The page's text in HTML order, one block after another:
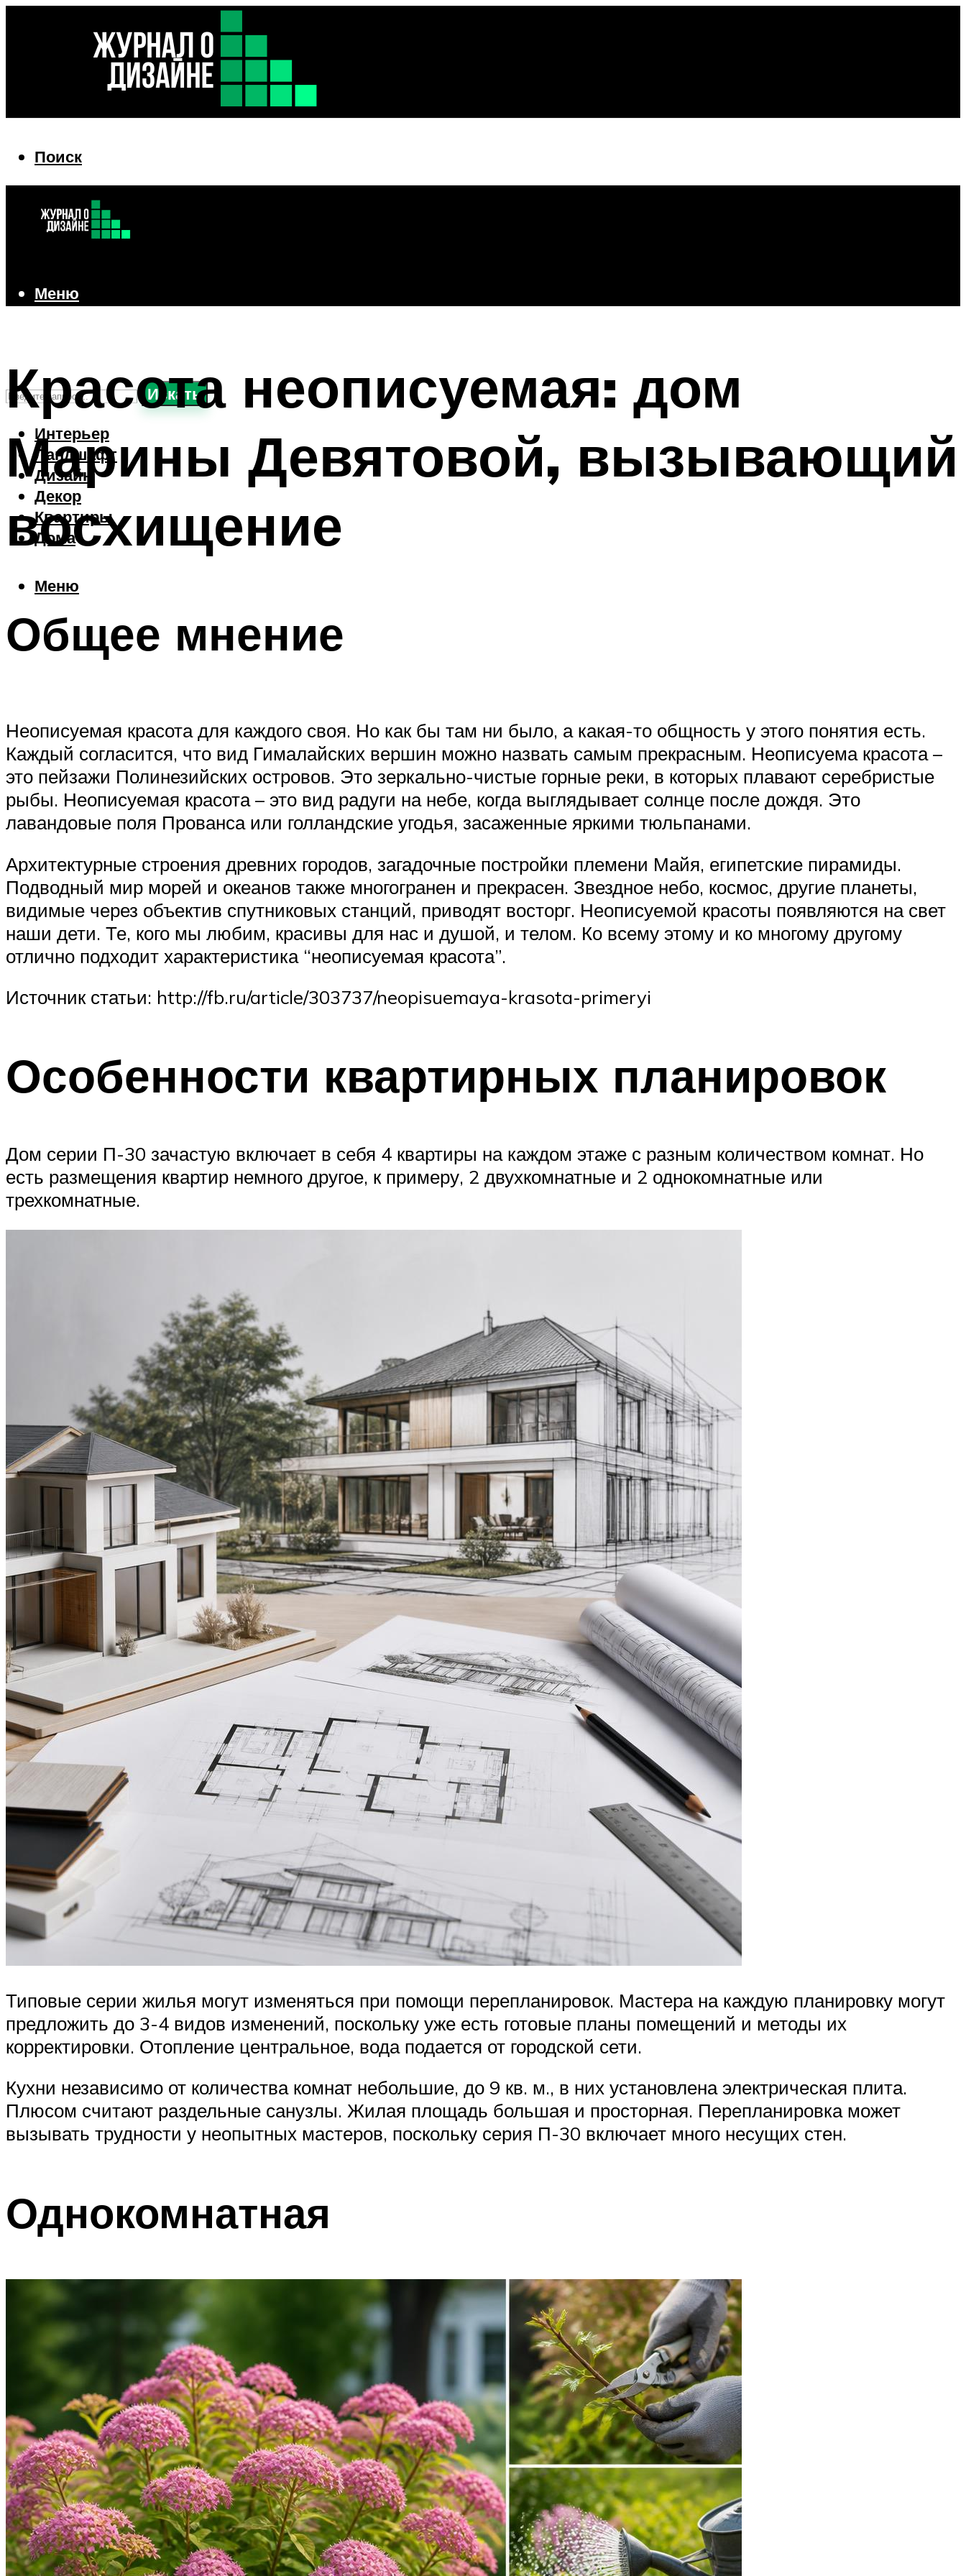
Поиск
Поиск
Искать
Интерьер
Ландшафт
Дизайн
Декор
Квартиры
Дома
Меню
Меню
Красота неописуемая: дом
Марины Девятовой, вызывающий
восхищение
Общее мнение
Неописуемая красота для каждого своя. Но как бы там ни было, а какая-то общность у этого понятия есть.
Каждый согласится, что вид Гималайских вершин можно назвать самым прекрасным. Неописуема красота –
это пейзажи Полинезийских островов. Это зеркально-чистые горные реки, в которых плавают серебристые
рыбы. Неописуемая красота – это вид радуги на небе, когда выглядывает солнце после дождя. Это
лавандовые поля Прованса или голландские угодья, засаженные яркими тюльпанами.
Архитектурные строения древних городов, загадочные постройки племени Майя, египетские пирамиды.
Подводный мир морей и океанов также многогранен и прекрасен. Звездное небо, космос, другие планеты,
видимые через объектив спутниковых станций, приводят восторг. Неописуемой красоты появляются на свет
наши дети. Те, кого мы любим, красивы для нас и душой, и телом. Ко всему этому и ко многому другому
отлично подходит характеристика “неописуемая красота”.
Источник статьи: http://fb.ru/article/303737/neopisuemaya-krasota-primeryi
Особенности квартирных планировок
Дом серии П-30 зачастую включает в себя 4 квартиры на каждом этаже с разным количеством комнат. Но
есть размещения квартир немного другое, к примеру, 2 двухкомнатные и 2 однокомнатные или
трехкомнатные.
Типовые серии жилья могут изменяться при помощи перепланировок. Мастера на каждую планировку могут
предложить до 3-4 видов изменений, поскольку уже есть готовые планы помещений и методы их
корректировки. Отопление центральное, вода подается от городской сети.
Кухни независимо от количества комнат небольшие, до 9 кв. м., в них установлена электрическая плита.
Плюсом считают раздельные санузлы. Жилая площадь большая и просторная. Перепланировка может
вызывать трудности у неопытных мастеров, поскольку серия П-30 включает много несущих стен.
Однокомнатная